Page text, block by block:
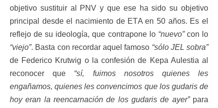
objetivo sustituir al PNV y que ese ha sido su objetivo
principal desde el nacimiento de ETA en 50 años. Es el
reflejo de su ideología, que contrapone lo “nuevo”con lo
“viejo”. Basta con recordar aquel famoso “sólo JEL sobra”
de Federico Krutwig o la confesión de Kepa Aulestia al
reconocer que “sí, fuimos nosotros quienes les
engañamos, quienes les convencimos que los gudaris de
hoy eran la reencarnación de los gudaris de ayer”para